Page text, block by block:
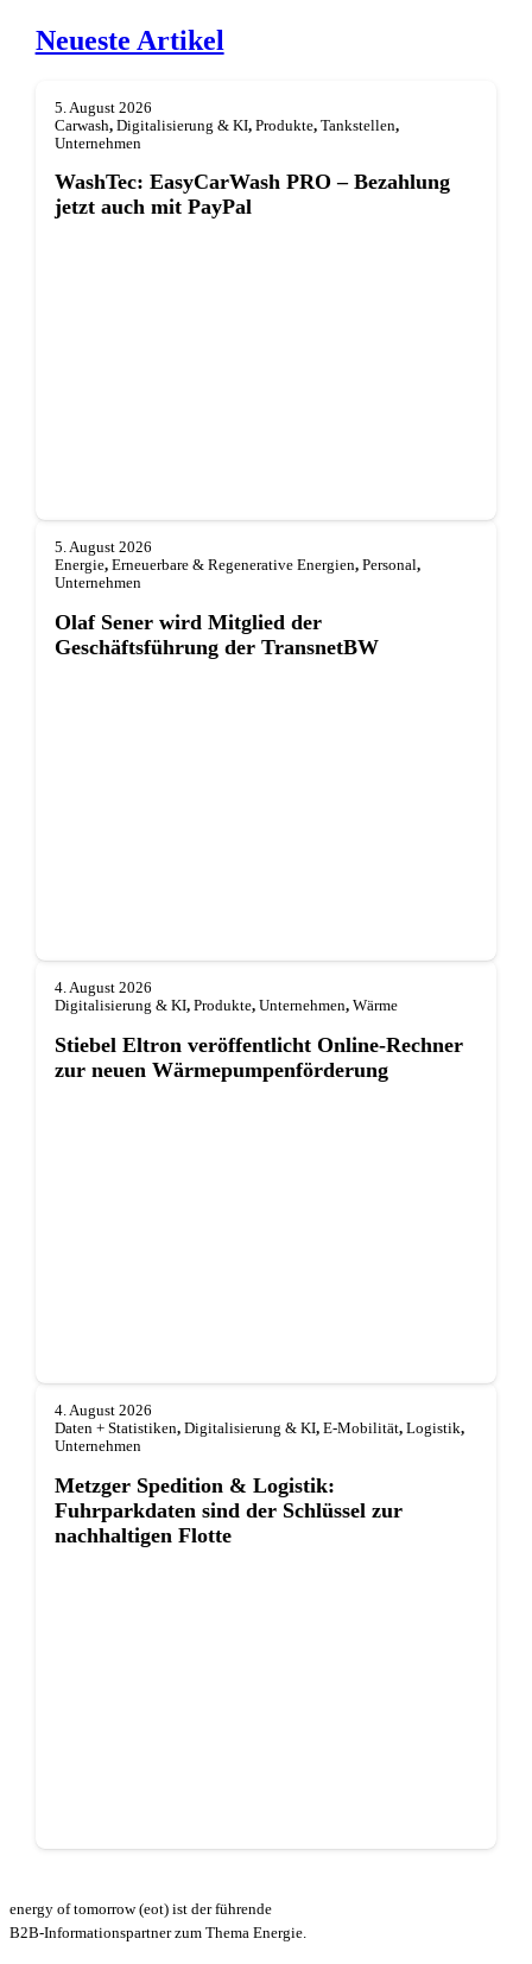
Neueste Artikel
5. August 2026
Carwash, Digitalisierung & KI, Produkte, Tankstellen,
Unternehmen
WashTec: EasyCarWash PRO – Bezahlung
jetzt auch mit PayPal
5. August 2026
Energie, Erneuerbare & Regenerative Energien, Personal,
Unternehmen
Olaf Sener wird Mitglied der
Geschäftsführung der TransnetBW
4. August 2026
Digitalisierung & KI, Produkte, Unternehmen, Wärme
Stiebel Eltron veröffentlicht Online-Rechner
zur neuen Wärmepumpenförderung
4. August 2026
Daten + Statistiken, Digitalisierung & KI, E-Mobilität, Logistik,
Unternehmen
Metzger Spedition & Logistik:
Fuhrparkdaten sind der Schlüssel zur
nachhaltigen Flotte
energy of tomorrow (eot) ist der führende
B2B-Informationspartner zum Thema Energie.